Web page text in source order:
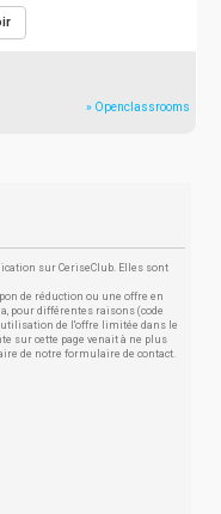
» Openclassrooms
sur CeriseClub. Elles sont
de réduction ou une offre en
pour différentes raisons (code
de l'offre limitée dans le
sur cette page venait à ne plus
de notre formulaire de contact.